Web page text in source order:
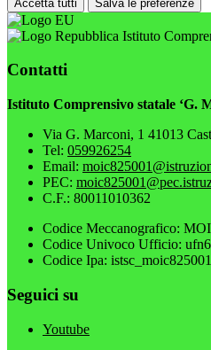
Accetta tutti Salva le preferenze
Istituto
Contatti
Istituto Comprensivo statale ‘G.
Via G. Marconi, 1 41013
Tel: 059926254
Email:
PEC:
C.F.: 80011010362
Codice Meccanografico:
Codice Univoco Ufficio:
Codice Ipa: istsc_moic825001
Seguici su
Youtube